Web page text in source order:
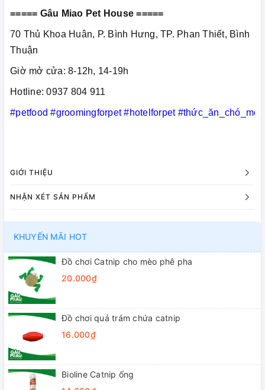
===== Gâu Miao Pet House =====
70 Thủ Khoa Huân, P. Bình Hưng, TP. Phan Thiết, Bình
Thuận
Giờ mở cửa: 8-12h, 14-19h
Hotline: 0937 804 911
#petfood #groomingforpet #hotelforpet #thức_ăn_chó_mèo
GIỚI THIỆU
NHẬN XÉT SẢN PHẨM
KHUYẾN MÃI HOT
Đồ chơi Catnip cho mèo phê pha
20.000₫
Đồ chơi quả trám chứa catnip
16.000₫
Bioline Catnip ống